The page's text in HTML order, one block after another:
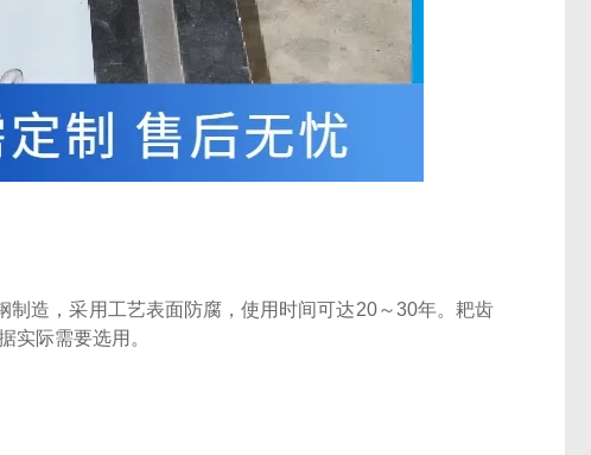
造，采用工艺表面防腐，使用时间可达20～30年。耙齿
实际需要选用。